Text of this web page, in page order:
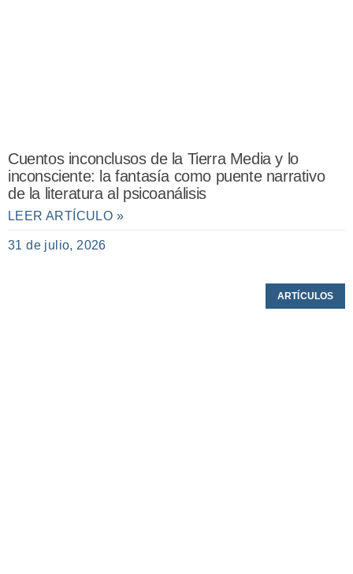
Cuentos inconclusos de la Tierra Media y lo
inconsciente: la fantasía como puente narrativo
de la literatura al psicoanálisis
LEER ARTÍCULO »
31 de julio, 2026
ARTÍCULOS